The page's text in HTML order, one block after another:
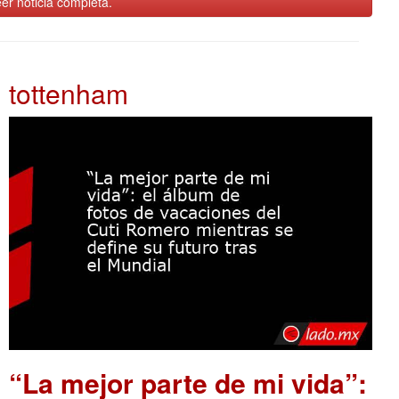
tottenham
“La mejor parte de mi vida”: